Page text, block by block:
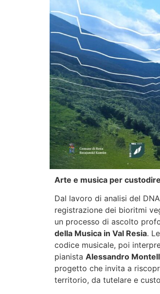
Arte e musica per
Dal lavoro di analisi del
registrazione dei bioritmi
un processo di ascolto
della Musica in Val Resia.
codice musicale, poi
pianista Alessandro
progetto che invita a
territorio, da tutelare e